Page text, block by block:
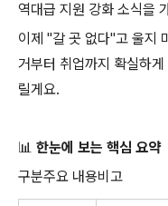
역대급 지원 강화 소식을
이제 "갈 곳 없다"고 울지
거부터 취업까지 확실하
릴게요.
📊 한눈에 보는 핵심 요약
구분주요 내용비고